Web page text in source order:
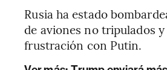
Rusia ha estado
de aviones no tripulados
frustración con Putin.